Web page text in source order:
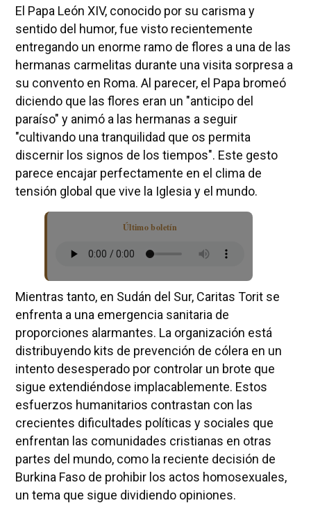
El Papa León XIV, conocido por su carisma y
sentido del humor, fue visto recientemente
entregando un enorme ramo de flores a una de las
hermanas carmelitas durante una visita sorpresa a
su convento en Roma. Al parecer, el Papa bromeó
diciendo que las flores eran un "anticipo del
paraíso" y animó a las hermanas a seguir
"cultivando una tranquilidad que os permita
discernir los signos de los tiempos". Este gesto
parece encajar perfectamente en el clima de
tensión global que vive la Iglesia y el mundo.
Último boletín
Mientras tanto, en Sudán del Sur, Caritas Torit se
enfrenta a una emergencia sanitaria de
proporciones alarmantes. La organización está
distribuyendo kits de prevención de cólera en un
intento desesperado por controlar un brote que
sigue extendiéndose implacablemente. Estos
esfuerzos humanitarios contrastan con las
crecientes dificultades políticas y sociales que
enfrentan las comunidades cristianas en otras
partes del mundo, como la reciente decisión de
Burkina Faso de prohibir los actos homosexuales,
un tema que sigue dividiendo opiniones.